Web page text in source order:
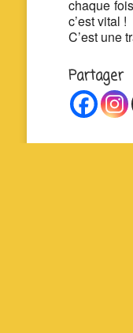
chaque
c’est vital !
C’est une
Partager